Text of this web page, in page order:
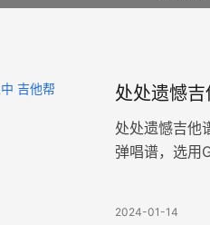
处处遗憾吉
处处遗憾吉他
弹唱谱，选用
2024-01-14